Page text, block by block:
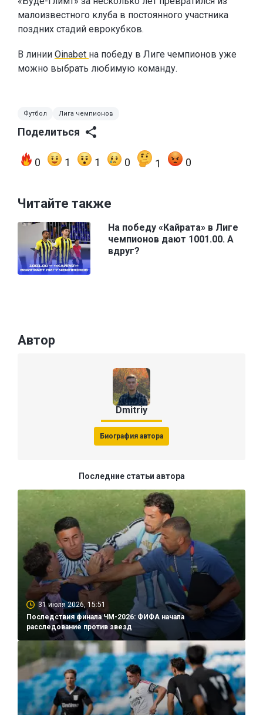
малоизвестного клуба в постоянного участника
поздних стадий еврокубков.
В линии Oinabet на победу в Лиге чемпионов уже
можно выбрать любимую команду.
Футбол Лига чемпионов
Поделиться
0 1 1 0 1 0
Читайте также
На победу «Кайрата» в Лиге
чемпионов дают 1001.00. А
вдруг?
Автор
Dmitriy
Биография автора
Последние статьи автора
31 июля 2026, 15:51
Последствия финала ЧМ-2026: ФИФА начала
расследование против звезд